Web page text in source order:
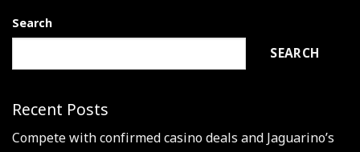
Search
SEARCH
Recent Posts
Compete with confirmed casino deals and Jaguarino’s